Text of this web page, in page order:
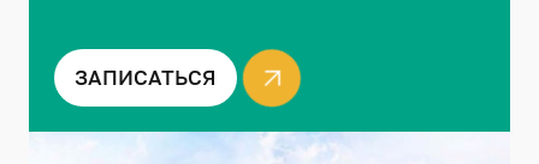
ЗАПИСАТЬСЯ